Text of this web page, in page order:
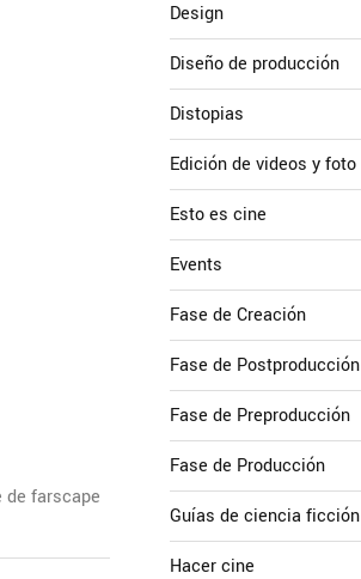
de farscape
Design
Diseño de producción
Distopias
Edición de videos y foto
Esto es cine
Events
Fase de Creación
Fase de Postproducción
Fase de Preproducción
Fase de Producción
Guías de ciencia ficción
Hacer cine